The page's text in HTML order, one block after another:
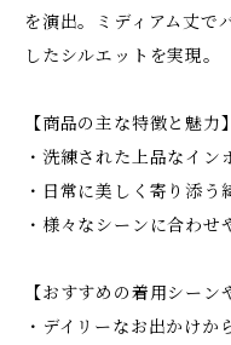
を演出。ミディアム丈で
したシルエットを実現。
【商品の主な特徴と魅力】
・洗練された上品なイン
・日常に美しく寄り添う
・様々なシーンに合わせ
【おすすめの着用シーン
・デイリーなお出かけ